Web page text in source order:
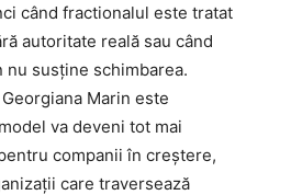
când fractionalul este tratat
autoritate reală sau când
susține schimbarea.
Marin este
va deveni tot mai
companii în creștere,
care traversează